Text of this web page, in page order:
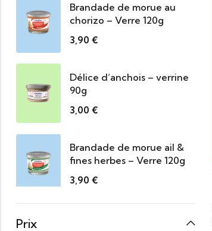
Brandade de morue au
chorizo – Verre 120g
3,90 €
Délice d’anchois – verrine
90g
3,00 €
Brandade de morue ail &
fines herbes – Verre 120g
3,90 €
Prix